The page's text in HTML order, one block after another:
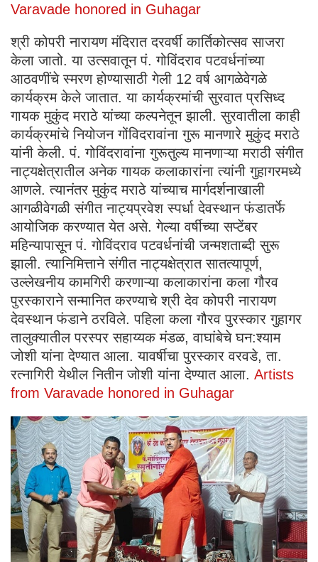
Varavade honored in Guhagar
श्री कोपरी नारायण मंदिरात दरवर्षी कार्तिकोत्सव साजरा
केला जातो. या उत्सवातून पं. गोविंदराव पटवर्धनांच्या
आठवणींचे स्मरण होण्यासाठी गेली 12 वर्ष आगळेवेगळे
कार्यक्रम केले जातात. या कार्यक्रमांची सुरवात प्रसिध्द
गायक मुकुंद मराठे यांच्या कल्पनेतून झाली. सुरवातीला काही
कार्यक्रमांचे नियोजन गोंविदरावांना गुरू मानणारे मुकुंद मराठे
यांनी केली. पं. गोविंदरावांना गुरूतुल्य मानणाऱ्या मराठी संगीत
नाट्यक्षेत्रातील अनेक गायक कलाकारांना त्यांनी गुहागरमध्ये
आणले. त्यानंतर मुकुंद मराठे यांच्याच मार्गदर्शनाखाली
आगळीवेगळी संगीत नाट्यप्रवेश स्पर्धा देवस्थान फंडातर्फे
आयोजिक करण्यात येत असे. गेल्या वर्षीच्या सप्टेंबर
महिन्यापासून पं. गोविंदराव पटवर्धनांची जन्मशताब्दी सुरू
झाली. त्यानिमित्ताने संगीत नाट्यक्षेत्रात सातत्यापूर्ण,
उल्लेखनीय कामगिरी करणाऱ्या कलाकारांना कला गौरव
पुरस्काराने सन्मानित करण्याचे श्री देव कोपरी नारायण
देवस्थान फंडाने ठरविले. पहिला कला गौरव पुरस्कार गुहागर
तालुक्यातील परस्पर सहाय्यक मंडळ, वाघांबेचे घन:श्याम
जोशी यांना देण्यात आला. यावर्षीचा पुरस्कार वरवडे, ता.
रत्नागिरी येथील नितीन जोशी यांना देण्यात आला. Artists
from Varavade honored in Guhagar